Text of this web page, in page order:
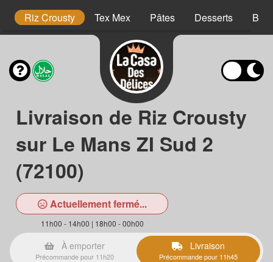
Riz Crousty Tex Mex Pâtes Desserts
Livraison de Riz Crousty
sur Le Mans ZI Sud 2
(72100)
Actuellement fermé...
11h00 - 14h00 | 18h00 - 00h00
À emporter
Précommande pour 11h20
Livraison
Précommande pour 11h45